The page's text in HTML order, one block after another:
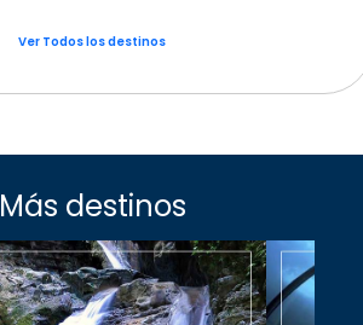
Ver Todos los destinos
Más destinos